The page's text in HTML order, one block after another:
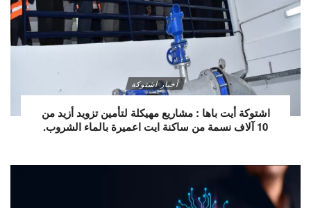
أخبار اشتوكة
اشتوكة أيت باها : مشاريع مهيكلة لتأمين تزويد أزيد من
10 آلاف نسمة من ساكنة ايت اعميرة بالماء الشروب.